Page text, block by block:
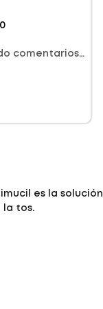
comentarios…
es la
la tos.